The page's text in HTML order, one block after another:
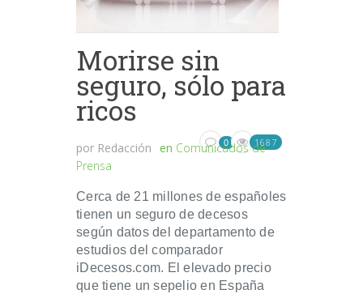
Morirse sin
seguro, sólo para
ricos
por Redacción en Comunicados de
Prensa
0 1687
Cerca de 21 millones de españoles
tienen un seguro de decesos
según datos del departamento de
estudios del comparador
iDecesos.com. El elevado precio
que tiene un sepelio en España